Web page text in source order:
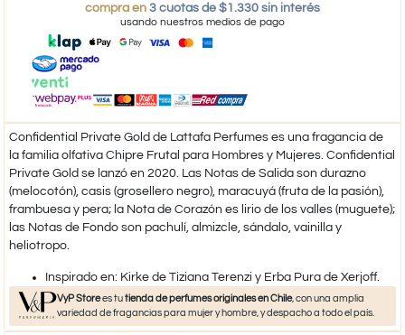
compra en 3 cuotas de $1.330 sin interés
usando nuestros medios de pago
Confidential Private Gold de Lattafa Perfumes es una fragancia de
la familia olfativa Chipre Frutal para Hombres y Mujeres. Confidential
Private Gold se lanzó en 2020. Las Notas de Salida son durazno
(melocotón), casis (grosellero negro), maracuyá (fruta de la pasión),
frambuesa y pera; la Nota de Corazón es lirio de los valles (muguete);
las Notas de Fondo son pachulí, almizcle, sándalo, vainilla y
heliotropo.
​Inspirado en: Kirke de Tiziana Terenzi y Erba Pura de Xerjoff.​
VyP Storees tutienda de perfumes originales en Chile, con una amplia
variedad de fragancias para mujer y hombre, y despacho a todo el país.